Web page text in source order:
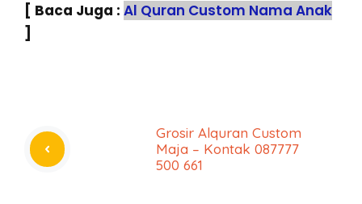
[ Baca Juga : Al Quran Custom Nama Anak
]
Grosir Alquran Custom
Maja – Kontak 087777
500 661